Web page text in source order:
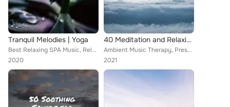
Tranquil Melodies | Yoga
Best Relaxing SPA Music, Relaxing Sleep Sound, Musique Zen Garden
2020
40 Meditation and Relaxing Serenity Sounds
Ambient Music Therapy, Preschool Kids, Relaxing Sleep Sound
2021